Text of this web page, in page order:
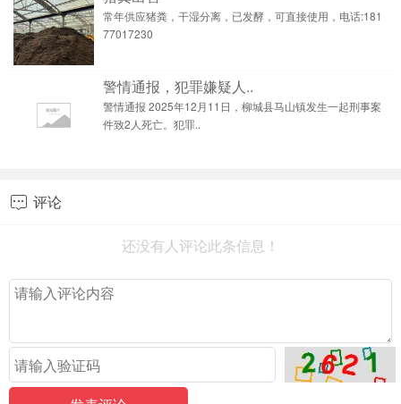
常年供应猪粪，干湿分离，已发酵，可直接使用，电话:181
77017230
警情通报，犯罪嫌疑人..
警情通报 2025年12月11日，柳城县马山镇发生一起刑事案
件致2人死亡。犯罪..
 评论
还没有人评论此条信息！